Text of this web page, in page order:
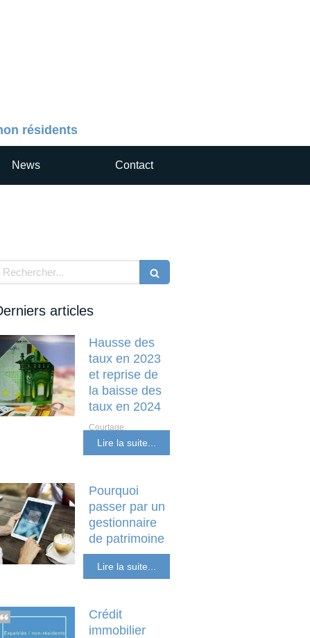
résidents
News Contact
articles
Hausse des
taux en 2023
et reprise de
la baisse des
taux en 2024
Courtage
et non résident
Lire la suite...
Pourquoi
passer par un
gestionnaire
de patrimoine
Financiers
Lire la suite...
Crédit
immobilier